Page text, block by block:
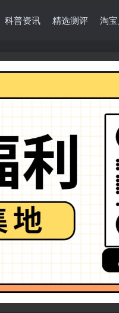
科普资讯 精选测评 淘